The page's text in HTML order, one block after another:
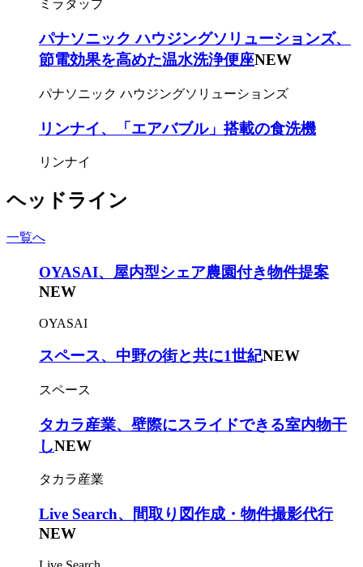
ミラタップ
パナソニック ハウジングソリューションズ、
節電効果を高めた温水洗浄便座NEW
パナソニック ハウジングソリューションズ
リンナイ、「エアバブル」搭載の食洗機
リンナイ
ヘッドライン
一覧へ
OYASAI、屋内型シェア農園付き物件提案
NEW
OYASAI
スペース、中野の街と共に1世紀NEW
スペース
タカラ産業、壁際にスライドできる室内物干
しNEW
タカラ産業
Live Search、間取り図作成・物件撮影代行
NEW